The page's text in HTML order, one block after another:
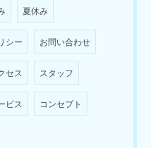
夏休み
シー お問い合わせ
セス スタッフ
ビス コンセプト